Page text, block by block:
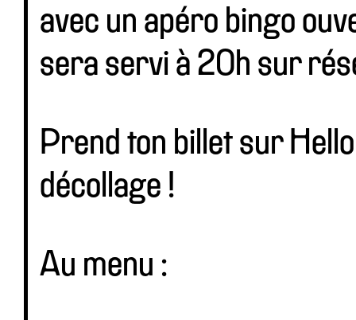
avec un apéro bingo
sera servi à 20h sur
Prend ton billet sur
décollage !
Au menu :